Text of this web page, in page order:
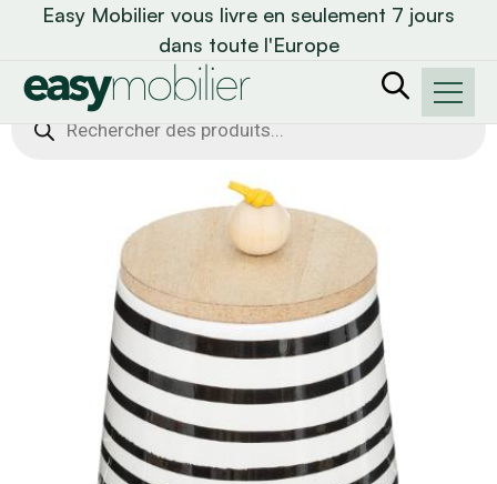
Easy Mobilier vous livre en seulement 7 jours
dans toute l'Europe
Recherche
de